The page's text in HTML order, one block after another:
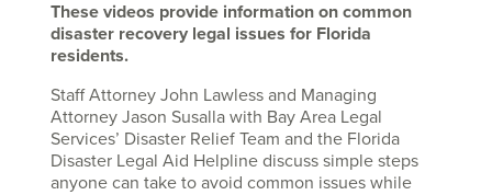
These videos provide information on common
disaster recovery legal issues for Florida
residents.
Staff Attorney John Lawless and Managing
Attorney Jason Susalla with Bay Area Legal
Services’ Disaster Relief Team and the Florida
Disaster Legal Aid Helpline discuss simple steps
anyone can take to avoid common issues while